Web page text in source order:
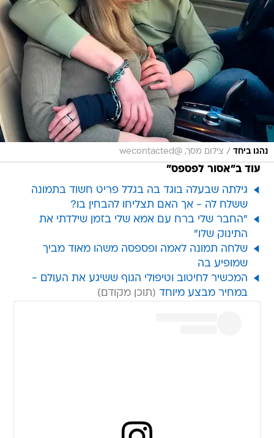
נהגו ביחד / צילום מסך, @wecontacted
עוד ב"אסור לפספס"
גילתה שבעלה בוגד בה בגלל פריט חשוד בתמונה
ששלח לה - אך האם תצליחו להבחין בו?
"החבר שלי ברח עם אמא שלי בזמן שילדתי את
התינוק שלו"
שלחה תמונה לאמה ופספסה משהו מאוד מביך
שמופיע בה
המכשיר לחיטוב וטיפולי הגוף ששיגע את העולם -
במחיר מבצע מיוחד